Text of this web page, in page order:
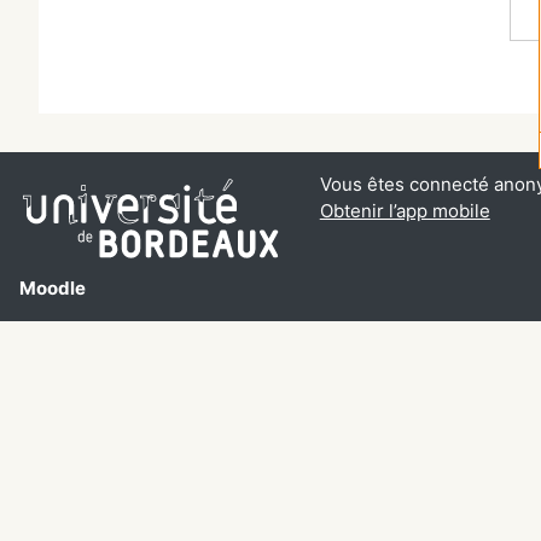
Moodle
Vous êtes connecté
Obtenir l’app mobile